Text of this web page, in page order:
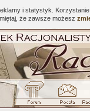
i statystyk.
że zawsze możesz